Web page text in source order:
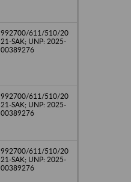
992700/611/510/20
21-SAK; UNP: 2025-
00389276
992700/611/510/20
21-SAK; UNP: 2025-
00389276
992700/611/510/20
21-SAK; UNP: 2025-
00389276